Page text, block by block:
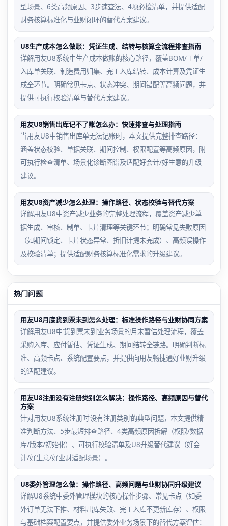
型场景、6类高频原因、3步速查法、4项必检清单，并提供适配
财务核算标准化与业财闭环的替代方案建议。
U8生产成本怎么做账：凭证生成、结转与核算全流程排查指南
详解用友U8系统中生产成本做账的核心路径，覆盖BOM/工单/
入库单关联、制造费用归集、完工入库结转、成本计算及凭证生
成全环节。明确常见卡点、状态冲突、期间错配等高频问题，并
提供可执行校验清单与替代方案建议。
用友U8销售出库记不了账怎么办：快速排查与处理指南
当用友U8中销售出库单无法记账时，本文提供完整排查路径：
涵盖状态校验、单据关联、期间控制、权限配置等高频原因，附
可执行检查清单、场景化诊断图谱及适配好会计/好生意的升级
建议。
用友U8资产减少怎么处理：操作路径、状态校验与替代方案
详解用友U8中资产减少业务的完整处理流程，覆盖资产减少单
据生成、审核、制单、卡片清理等关键环节；明确常见失败原因
（如期间锁定、卡片状态异常、折旧计提未完成）、高频误操作
及校验清单；提供适配财务核算标准化需求的升级建议。
热门问题
用友U8月底货到票未到怎么处理：标准操作路径与业财协同方案
详解用友U8中‘货到票未到’业务场景的月末暂估处理流程，覆盖
采购入库、应付暂估、凭证生成、期间结转全链路。明确判断标
准、高频卡点、系统配置要点，并提供向用友畅捷通好业财升级
的适配建议。
用友U8注册没有注册类别怎么解决：操作路径、高频原因与替代
方案
针对用友U8系统注册时‘没有注册类别’的典型问题，本文提供精
准判断方法、5步最短排查路径、4类高频原因拆解（权限/数据
库/版本/初始化）、可执行校验清单及U8升级替代建议（好会
计/好生意/好业财适配场景）。
U8委外管理怎么做：操作路径、高频问题与业财协同升级建议
详解U8系统中委外管理模块的核心操作步骤、常见卡点（如委
外订单无法下推、材料出库失败、完工入库不更新库存）、权限
与基础档案配置要点，并提供委外业务场景下的替代方案评估：